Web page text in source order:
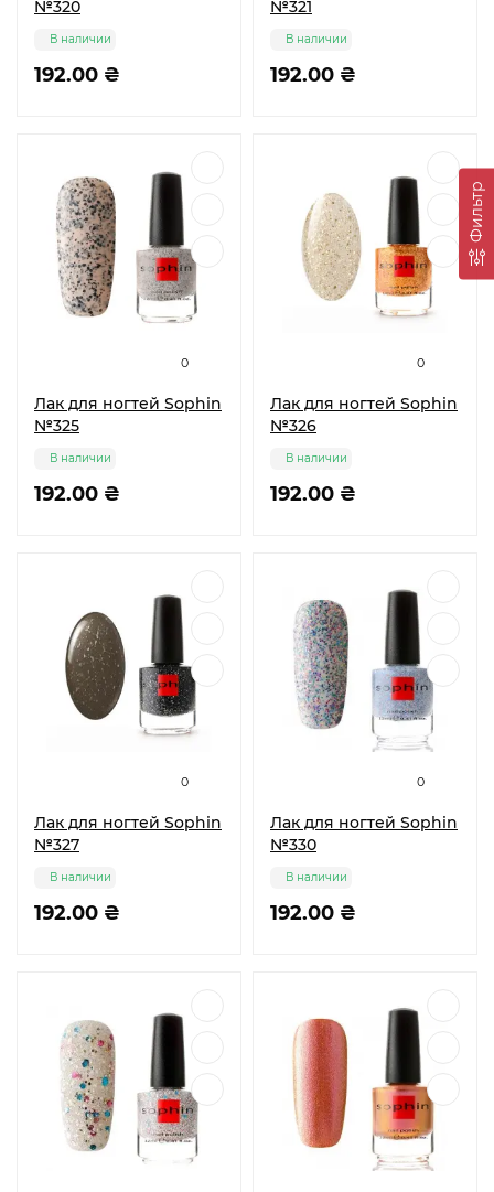
Фильтр
№320
192.00 ₴
В наличии
№321
192.00 ₴
В наличии
0
Лак для ногтей Sophin
№325
192.00 ₴
В наличии
0
Лак для ногтей Sophin
№326
192.00 ₴
В наличии
0
Лак для ногтей Sophin
№327
192.00 ₴
В наличии
0
Лак для ногтей Sophin
№330
192.00 ₴
В наличии